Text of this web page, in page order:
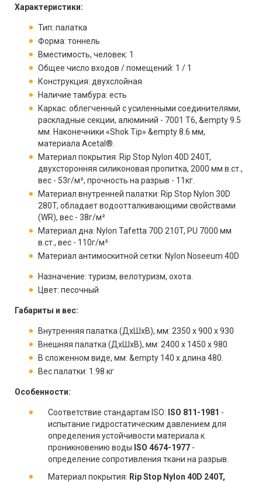
Характеристики:
Тип: палатка
Форма: тоннель
Вместимость, человек: 1
Общее число входов / помещений: 1 / 1
Конструкция: двухслойная
Наличие тамбура: есть
Каркас: облегченный с усиленными соединителями,
раскладные секции, алюминий - 7001 T6, &empty 9.5
мм. Наконечники «Shok Tip» &empty 8.6 мм,
материала Acetal®.
Материал покрытия: Rip Stop Nylon 40D 240T,
двухсторонняя силиконовая пропитка, 2000 мм в.ст.,
вес - 53г/м², прочность на разрыв - 11кг.
Материал внутренней палатки: Rip Stop Nylon 30D
280T, обладает водоотталкивающими свойствами
(WR), вес - 38г/м²
Материал дна: Nylon Tafetta 70D 210T, PU 7000 мм
в.ст., вес - 110г/м²
Материал антимоскитной сетки: Nylon Noseeum 40D
Назначение: туризм, велотуризм, охота.
Цвет: песочный
Габариты и вес:
Внутренняя палатка (ДхШхВ), мм: 2350 х 900 х 930
Внешняя палатка (ДхШхВ), мм: 2400 х 1450 х 980
В сложенном виде, мм: &empty 140 x длина 480.
Вес палатки: 1.98 кг
Особенности:
Соответствие стандартам ISO: ISO 811-1981 -
испытание гидростатическим давлением для
определения устойчивости материала к
проникновению воды ISO 4674-1977-
определение сопротивления ткани на разрыв.
Материал покрытия: Rip Stop Nylon 40D 240T,